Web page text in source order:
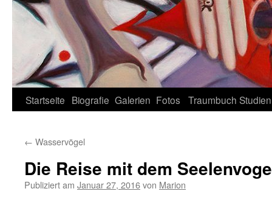
Zum
springen
Startseite Biografie Galerien Fotos Traumbuch Studien
← Wasservögel
Die Reise mit dem
Publiziert am Januar 27, 2016von Marion